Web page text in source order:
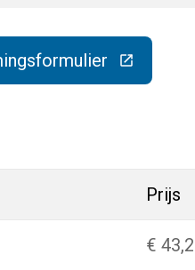
link gaat naar een
Prijs
€